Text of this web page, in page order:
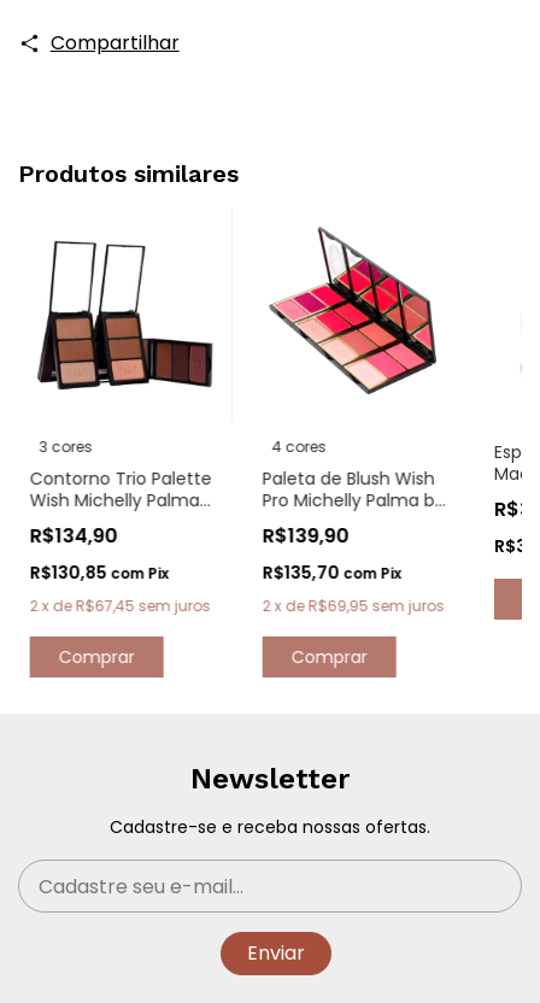
Compartilhar
Produtos similares
3 cores
Contorno Trio Palette
Wish Michelly Palma
by Indice Tokyo
R$134,90
R$130,85 comPix
2 xdeR$67,45 sem juros
Comprar
4 cores
Paleta de Blush Wish
Pro Michelly Palma by
Indice Tokyo
R$139,90
R$135,70 com Pix
2 xdeR$69,95 sem juros
Comprar
Newsletter
Cadastre-se e receba nossas ofertas.